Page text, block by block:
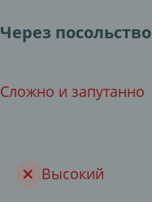
Через посольство
Сложно и запутанно
Высокий